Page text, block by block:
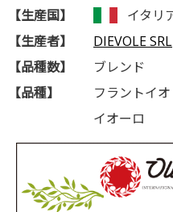
【生産国】
イタリ
【生産者】
DIEVOLE SRL
【品種数】
ブレンド
【品種】
フラントイ
イオーロ